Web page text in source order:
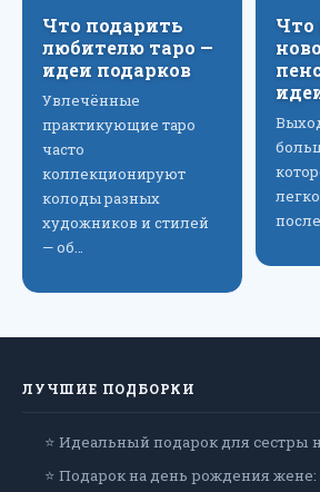
Что подарить
любителю таро —
идеи подарков
Увлечённые
практикующие таро
часто
коллекционируют
колоды разных
художников и стилей
— об…
Что
ЛУЧШИЕ ПОДБОРКИ
⭐ Идеальный подарок для сестры
⭐ Подарок на день рождения